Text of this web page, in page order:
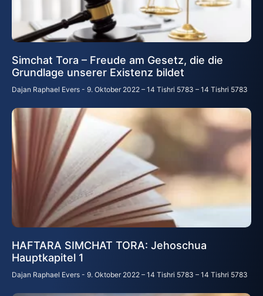
Simchat Tora – Freude am Gesetz, die die
Grundlage unserer Existenz bildet
Dajan Raphael Evers 9. Oktober 2022 – 14 Tishri 5783 – 14 Tishri 5783
HAFTARA SIMCHAT TORA: Jehoschua
Hauptkapitel 1
Dajan Raphael Evers 9. Oktober 2022 – 14 Tishri 5783 – 14 Tishri 5783